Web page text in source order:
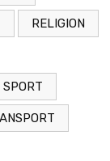
RELIGION
SPORT